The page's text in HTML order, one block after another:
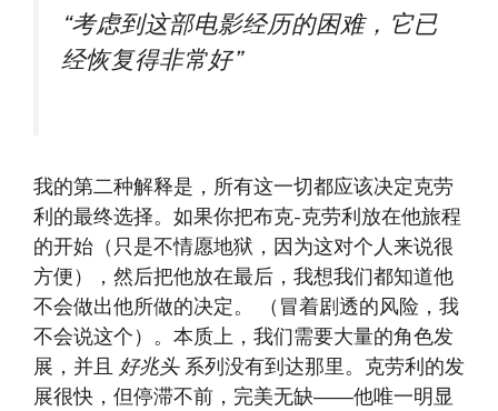
“考虑到这部电影经历的困难，它已
经恢复得非常好”
我的第二种解释是，所有这一切都应该决定克劳
利的最终选择。如果你把布克-克劳利放在他旅程
的开始（只是不情愿地狱，因为这对个人来说很
方便），然后把他放在最后，我想我们都知道他
不会做出他所做的决定。 （冒着剧透的风险，我
不会说这个）。本质上，我们需要大量的角色发
展，并且 好兆头系列​​​​没有到达那里。克劳利的发
展很快，但停滞不前，完美无缺——他唯一明显